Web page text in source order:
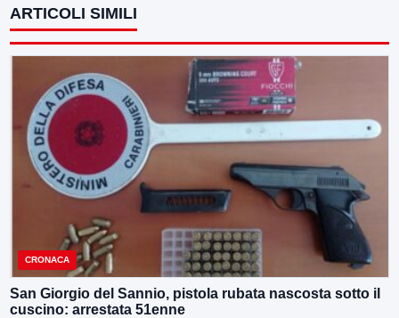
ARTICOLI SIMILI
CRONACA
San Giorgio del Sannio, pistola rubata nascosta sotto il
cuscino: arrestata 51enne